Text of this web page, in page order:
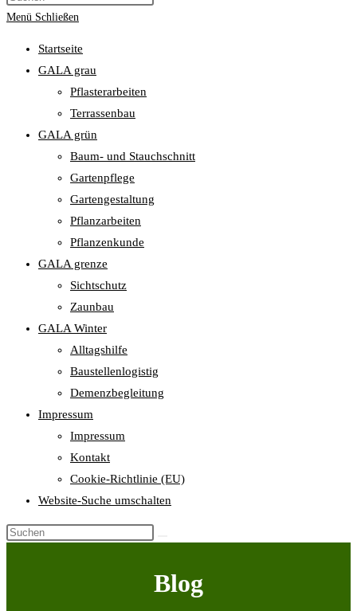
Menü Schließen
Startseite
GALA grau
Pflasterarbeiten
Terrassenbau
GALA grün
Baum- und Stauchschnitt
Gartenpflege
Gartengestaltung
Pflanzarbeiten
Pflanzenkunde
GALA grenze
Sichtschutz
Zaunbau
GALA Winter
Alltagshilfe
Baustellenlogistig
Demenzbegleitung
Impressum
Impressum
Kontakt
Cookie-Richtlinie (EU)
Website-Suche umschalten
Blog